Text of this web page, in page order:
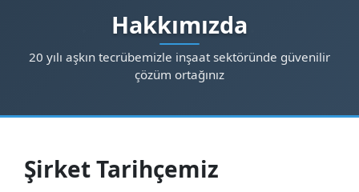
Hakkımızda
20 yılı aşkın tecrübemizle inşaat sektöründe güvenilir
çözüm ortağınız
Şirket Tarihçemiz